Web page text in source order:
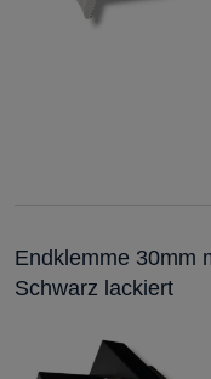
Endklemme 30mm
Schwarz lackiert